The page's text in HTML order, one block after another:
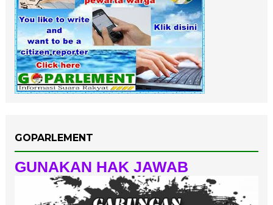
GOPARLEMENT
GUNAKAN HAK JAWAB